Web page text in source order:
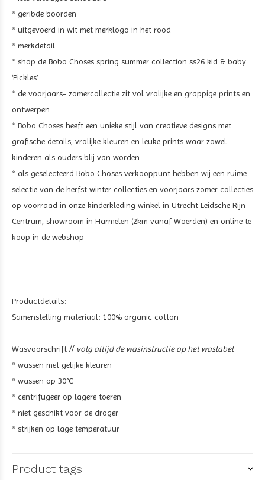
* geribde boorden
* uitgevoerd in wit met merklogo in het rood
* merkdetail
* shop de Bobo Choses spring summer collection ss26 kid & baby
‘Pickles’
* de voorjaars- zomercollectie zit vol vrolijke en grappige prints en
ontwerpen
* Bobo Choses heeft een unieke stijl van creatieve designs met
grafische details, vrolijke kleuren en leuke prints waar zowel
kinderen als ouders blij van worden
* als geselecteerd Bobo Choses verkooppunt hebben wij een ruime
selectie van de herfst winter collecties en voorjaars zomer collecties
op voorraad in onze kinderkleding winkel in Utrecht Leidsche Rijn
Centrum, showroom in Harmelen (2km vanaf Woerden) en online te
koop in de webshop
------------------------------------------
Productdetails:
Samenstelling materiaal: 100% organic cotton
Wasvoorschrift // volg altijd de wasinstructie op het waslabel
* wassen met gelijke kleuren
* wassen op 30°C
* centrifugeer op lagere toeren
* niet geschikt voor de droger
* strijken op lage temperatuur
Product tags